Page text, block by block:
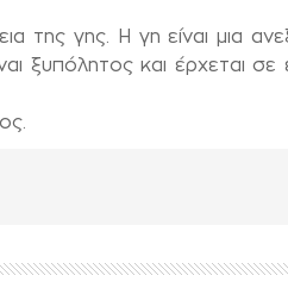
της γης. Η γη είναι μια
ξυπόλητος και έρχεται